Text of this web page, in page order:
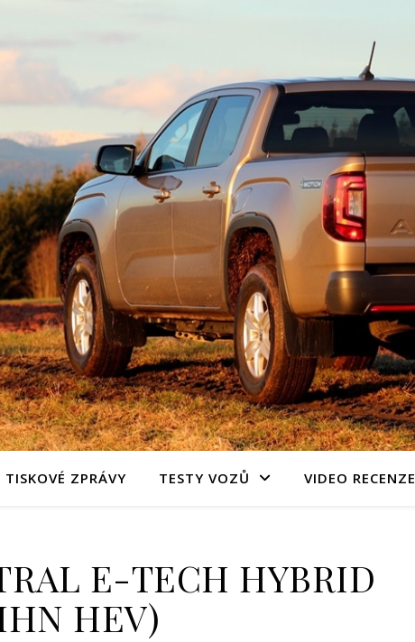
ZPRÁVY TESTY VOZŮ VIDEO RECENZE
E-TECH HYBRID
HEV)